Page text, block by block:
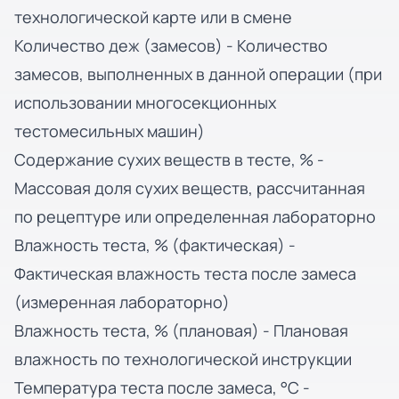
технологической карте или в смене
Количество деж (замесов) - Количество
замесов, выполненных в данной операции (при
использовании многосекционных
тестомесильных машин)
Содержание сухих веществ в тесте, % -
Массовая доля сухих веществ, рассчитанная
по рецептуре или определенная лабораторно
Влажность теста, % (фактическая) -
Фактическая влажность теста после замеса
(измеренная лабораторно)
Влажность теста, % (плановая) - Плановая
влажность по технологической инструкции
Температура теста после замеса, °C -